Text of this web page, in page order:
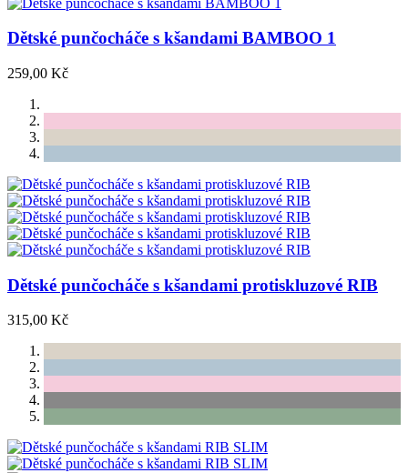
Dětské punčocháče s kšandami BAMBOO 1
259,00 Kč
Dětské punčocháče s kšandami protiskluzové RIB
315,00 Kč